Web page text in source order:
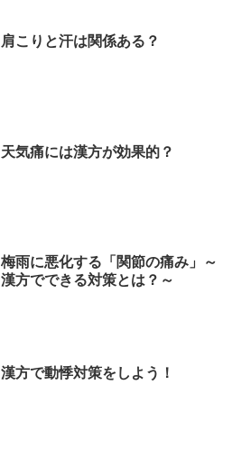
肩こりと汗は関係ある？
天気痛には漢方が効果的？
梅雨に悪化する「関節の痛み」～
漢方でできる対策とは？～
漢方で動悸対策をしよう！